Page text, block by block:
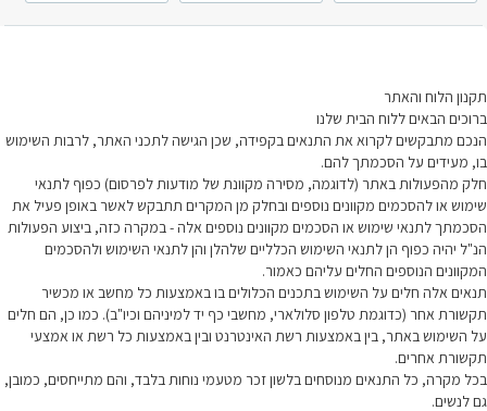
תקנון הלוח והאתר
ברוכים הבאים ללוח הבית שלנו
הנכם מתבקשים לקרוא את התנאים בקפידה, שכן הגישה לתכני האתר, לרבות השימוש
בו, מעידים על הסכמתך להם.
חלק מהפעולות באתר (לדוגמה, מסירה מקוונת של מודעות לפרסום) כפוף לתנאי
שימוש או להסכמים מקוונים נוספים ובחלק מן המקרים תתבקש לאשר באופן פעיל את
הסכמתך לתנאי שימוש או הסכמים מקוונים נוספים אלה - במקרה כזה, ביצוע הפעולות
הנ"ל יהיה כפוף הן לתנאי השימוש הכלליים שלהלן והן לתנאי השימוש ולהסכמים
המקוונים הנוספים החלים עליהם כאמור.
תנאים אלה חלים על השימוש בתכנים הכלולים בו באמצעות כל מחשב או מכשיר
תקשורת אחר (כדוגמת טלפון סלולארי, מחשבי כף יד למיניהם וכיו"ב). כמו כן, הם חלים
על השימוש באתר, בין באמצעות רשת האינטרנט ובין באמצעות כל רשת או אמצעי
תקשורת אחרים.
בכל מקרה, כל התנאים מנוסחים בלשון זכר מטעמי נוחות בלבד, והם מתייחסים, כמובן,
גם לנשים.